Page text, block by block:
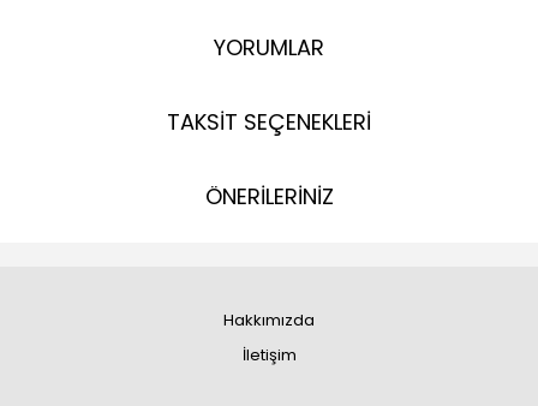
YORUMLAR
TAKSİT SEÇENEKLERİ
ÖNERİLERİNİZ
Hakkımızda
İletişim